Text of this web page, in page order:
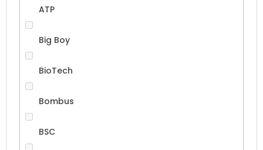
ATP
Big Boy
BioTech
Bombus
BSC